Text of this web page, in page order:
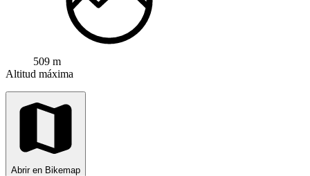
509 m
Altitud máxima
Abrir en Bikemap